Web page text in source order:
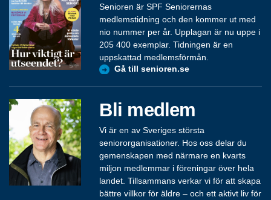
Senioren är SPF Seniorernas
medlemstidning och den kommer ut med
nio nummer per år. Upplagan är nu uppe i
205 400 exemplar. Tidningen är en
uppskattad medlemsförmån.
Gå till senioren.se
Bli medlem
Vi är en av Sveriges största
seniororganisationer. Hos oss delar du
gemenskapen med närmare en kvarts
miljon medlemmar i föreningar över hela
landet. Tillsammans verkar vi för att skapa
bättre villkor för äldre – och ett aktivt liv för